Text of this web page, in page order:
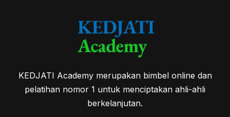
KEDJATI Academy merupakan bimbel online dan
pelatihan nomor 1 untuk menciptakan ahli-ahli
berkelanjutan.